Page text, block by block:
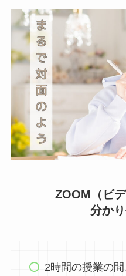
ZOOM（ビ
分か
2時間の授業の